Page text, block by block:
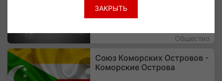
Общество
Союз Коморских Островов -
Коморские Острова
ЗАКРЫТЬ